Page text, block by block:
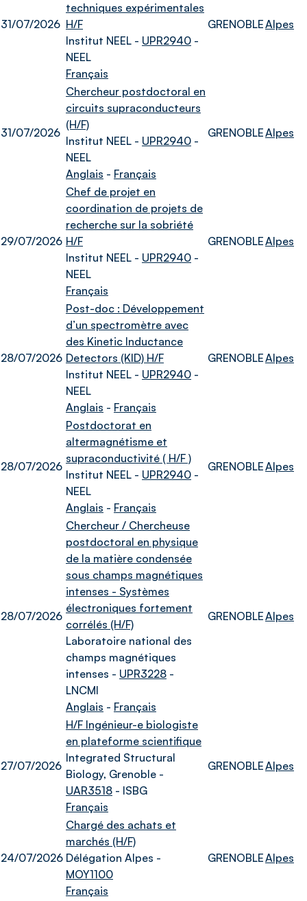
31/07/2026
techniques expérimentales
H/F
Institut NEEL - UPR2940 -
NEEL
Français
GRENOBLEAlpes
31/07/2026
Chercheur postdoctoral en
circuits supraconducteurs
(H/F)
Institut NEEL - UPR2940 -
NEEL
Anglais - Français
GRENOBLEAlpes
29/07/2026
Chef de projet en
coordination de projets de
recherche sur la sobriété
H/F
Institut NEEL - UPR2940 -
NEEL
Français
GRENOBLEAlpes
28/07/2026
Post-doc : Développement
d’un spectromètre avec
des Kinetic Inductance
Detectors (KID) H/F
Institut NEEL - UPR2940 -
NEEL
Anglais - Français
GRENOBLEAlpes
28/07/2026
Postdoctorat en
altermagnétisme et
supraconductivité ( H/F )
Institut NEEL - UPR2940 -
NEEL
Anglais - Français
GRENOBLEAlpes
28/07/2026
Chercheur / Chercheuse
postdoctoral en physique
de la matière condensée
sous champs magnétiques
intenses - Systèmes
électroniques fortement
corrélés (H/F)
Laboratoire national des
champs magnétiques
intenses - UPR3228 -
LNCMI
Anglais - Français
GRENOBLEAlpes
27/07/2026
H/F Ingénieur-e biologiste
en plateforme scientifique
Integrated Structural
Biology, Grenoble -
UAR3518 - ISBG
Français
GRENOBLEAlpes
24/07/2026
Chargé des achats et
marchés (H/F)
Délégation Alpes -
MOY1100
Français
GRENOBLEAlpes